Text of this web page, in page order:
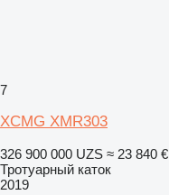
7
XCMG XMR303
326 900 000 UZS ≈ 23 840 €
Тротуарный каток
2019